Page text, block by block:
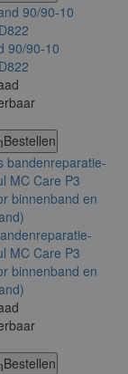
90/90-10
Bestellen
MC Care P3
binnenband en
Bestellen